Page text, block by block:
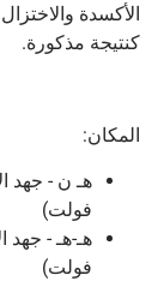
الأكسدة
كنتيجة مذكورة.
المكان:
هـ ن- جهد
فولت)
هـ-هـ- جهد
فولت)